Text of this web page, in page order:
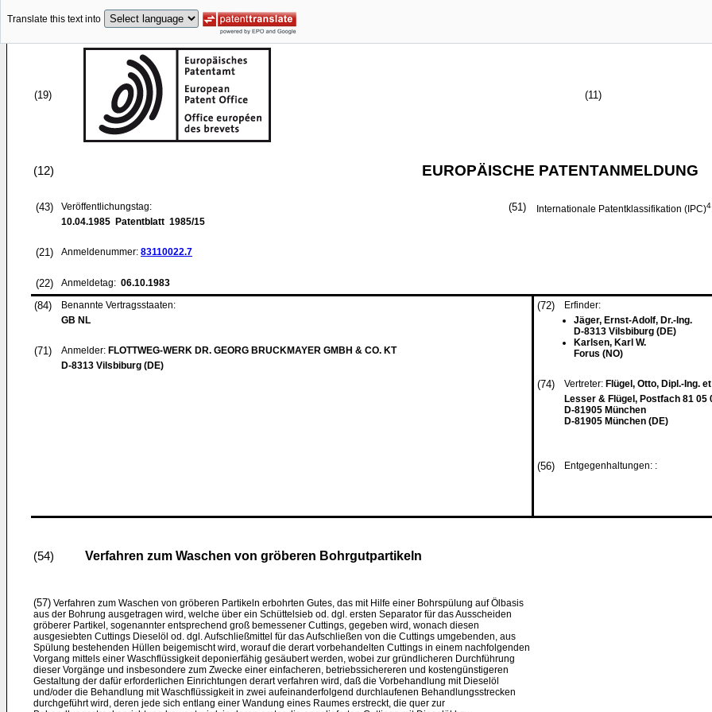
Translate this text into
(19) (11)
(12) EUROPÄISCHE PATENTANMELDUNG
(43)
Veröffentlichungstag:
10.04.1985 Patentblatt 1985/15
(21) Anmeldenummer: 83110022.7
(22) Anmeldetag: 06.10.1983
(51) Internationale Patentklassifikation (IPC)4
(84)
Benannte Vertragsstaaten:
GB NL
(71) Anmelder: FLOTTWEG-WERK DR. GEORG BRUCKMAYER GMBH & CO. KT
D-8313 Vilsbiburg (DE)
(72)
Erfinder:
Jäger, Ernst-Adolf, Dr.-Ing.
D-8313 Vilsbiburg (DE)
Karlsen, Karl W.
Forus (NO)
(74) Vertreter: Flügel, Otto, Dipl.-Ing. et
Lesser & Flügel, Postfach 81 05
D-81905 München
D-81905 München (DE)
(56) Entgegenhaltungen: :
(54) Verfahren zum Waschen von gröberen Bohrgutpartikeln
(57) Verfahren zum Waschen von gröberen Partikeln erbohrten Gutes, das mit Hilfe einer Bohrspülung auf Ölbasis
aus der Bohrung ausgetragen wird, welche über ein Schüttelsieb od. dgl. ersten Separator für das Ausscheiden
gröberer Partikel, sogenannter entsprechend groß bemessener Cuttings, gegeben wird, wonach diesen
ausgesiebten Cuttings Dieselöl od. dgl. Aufschließmittel für das Aufschließen von die Cuttings umgebenden, aus
Spülung bestehenden Hüllen beigemischt wird, worauf die derart vorbehandelten Cuttings in einem nachfolgenden
Vorgang mittels einer Waschflüssigkeit deponierfähig gesäubert werden, wobei zur gründlicheren Durchführung
dieser Vorgänge und insbesondere zum Zwecke einer einfacheren, betriebssichereren und kostengünstigeren
Gestaltung der dafür erforderlichen Einrichtungen derart verfahren wird, daß die Vorbehandlung mit Dieselöl
und/oder die Behandlung mit Waschflüssigkeit in zwei aufeinanderfolgend durchlaufenen Behandlungsstrecken
durchgeführt wird, deren jede sich entlang einer Wandung eines Raumes erstreckt, die quer zur